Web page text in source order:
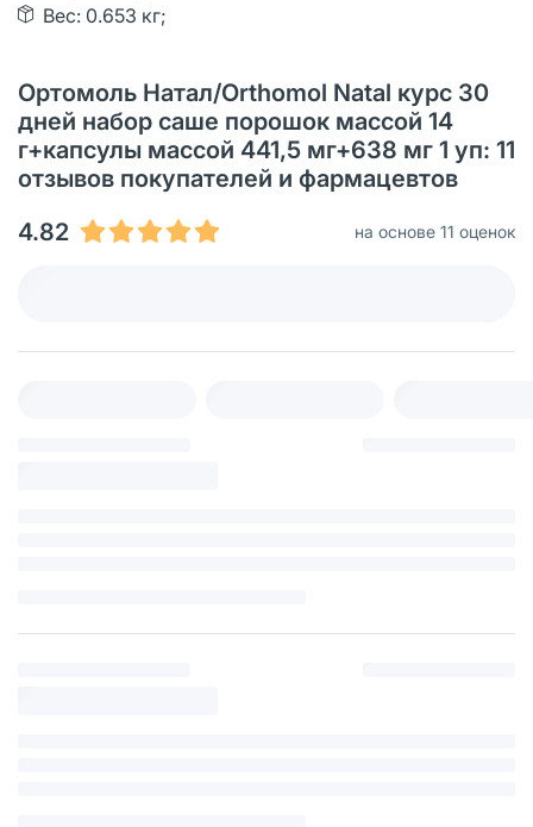
Вес: 0.653 кг;
Ортомоль Натал/Orthomol Natal курс 30
дней набор саше порошок массой 14
г+капсулы массой 441,5 мг+638 мг 1 уп: 11
отзывов покупателей и фармацевтов
4.82
на основе 11 оценок